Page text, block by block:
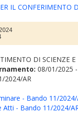
IL CONFERIMENTO
DI SCIENZE
08/01/2025
2024/AR
- Bando 11/2024/
Atti - Bando 11/2024/